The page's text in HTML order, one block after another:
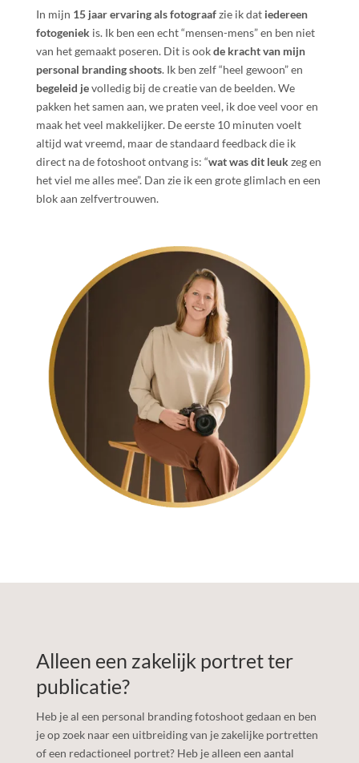
In mijn 15 jaar ervaring als fotograafzie ik dat iedereen
fotogeniek is. Ik ben een echt “mensen-mens” en ben niet
van het gemaakt poseren. Dit is ookde kracht van mijn
personal branding shoots. Ik ben zelf “heel gewoon” en
begeleid jevolledig bij de creatie van de beelden. We
pakken het samen aan, we praten veel, ik doe veel voor en
maak het veel makkelijker. De eerste 10 minuten voelt
altijd wat vreemd, maar de standaard feedback die ik
direct na de fotoshoot ontvang is: “wat was dit leuk zeg en
het viel me alles mee”. Dan zie ik een grote glimlach en een
blok aan zelfvertrouwen.
Alleen een zakelijk portret ter
publicatie?
Heb je al een personal branding fotoshoot gedaan en ben
je op zoek naar een uitbreiding van je zakelijke portretten
of een redactioneel portret? Heb je alleen een aantal